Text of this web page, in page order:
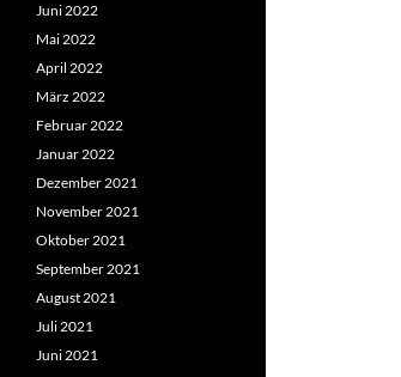
Juni 2022
Mai 2022
April 2022
März 2022
Februar 2022
Januar 2022
Dezember 2021
November 2021
Oktober 2021
September 2021
August 2021
Juli 2021
Juni 2021